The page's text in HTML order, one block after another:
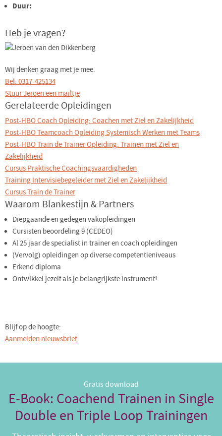
Duur:
Heb je vragen?
Wij denken graag met je mee.
Bel: 0317-425134
Stuur Jeroen een mailtje
Gerelateerde Opleidingen
Post-HBO Coach Opleiding: Coachen met Ziel en Zakelijkheid
Post-HBO Teamcoach Opleiding Systemisch Werken met Teams
Post-HBO Train de Trainer Opleiding: Trainen met Ziel en
Zakelijkheid
Cursus Praktische Coachingsvaardigheden
Training Intervisiebegeleider met Ziel en Zakelijkheid
Cursus Train de Trainer
Waarom Blankestijn & Partners
Diepgaande en gedegen vakopleidingen
Cursisten beoordeling 9 (CEDEO)
Al 25 jaar de specialist in trainer en coach opleidingen
(Vervolg) opleidingen op diverse competentieniveaus
Erkend diploma
Ontwikkel jezelf als je belangrijkste instrument!
Blijf op de hoogte:
Aanmelden nieuwsbrief
Gratis download
E-Book: Coachend Trainen in Single
Double en Triple Loop Trainingen